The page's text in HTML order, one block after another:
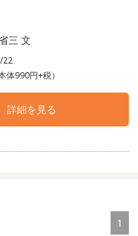
三 文
22
体990円+税）
詳細を見る
1